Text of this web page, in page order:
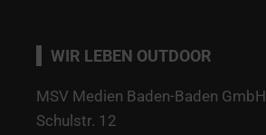
WIR LEBEN OUTDOOR
MSV Medien Baden-Baden GmbH
Schulstr. 12